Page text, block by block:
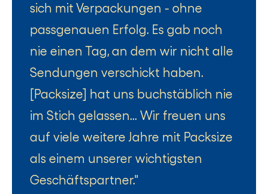
sich mit Verpackungen - ohne
passgenauen Erfolg. Es gab noch
nie einen Tag, an dem wir nicht alle
Sendungen verschickt haben.
[Packsize] hat uns buchstäblich nie
im Stich gelassen... Wir freuen uns
auf viele weitere Jahre mit Packsize
als einem unserer wichtigsten
Geschäftspartner.